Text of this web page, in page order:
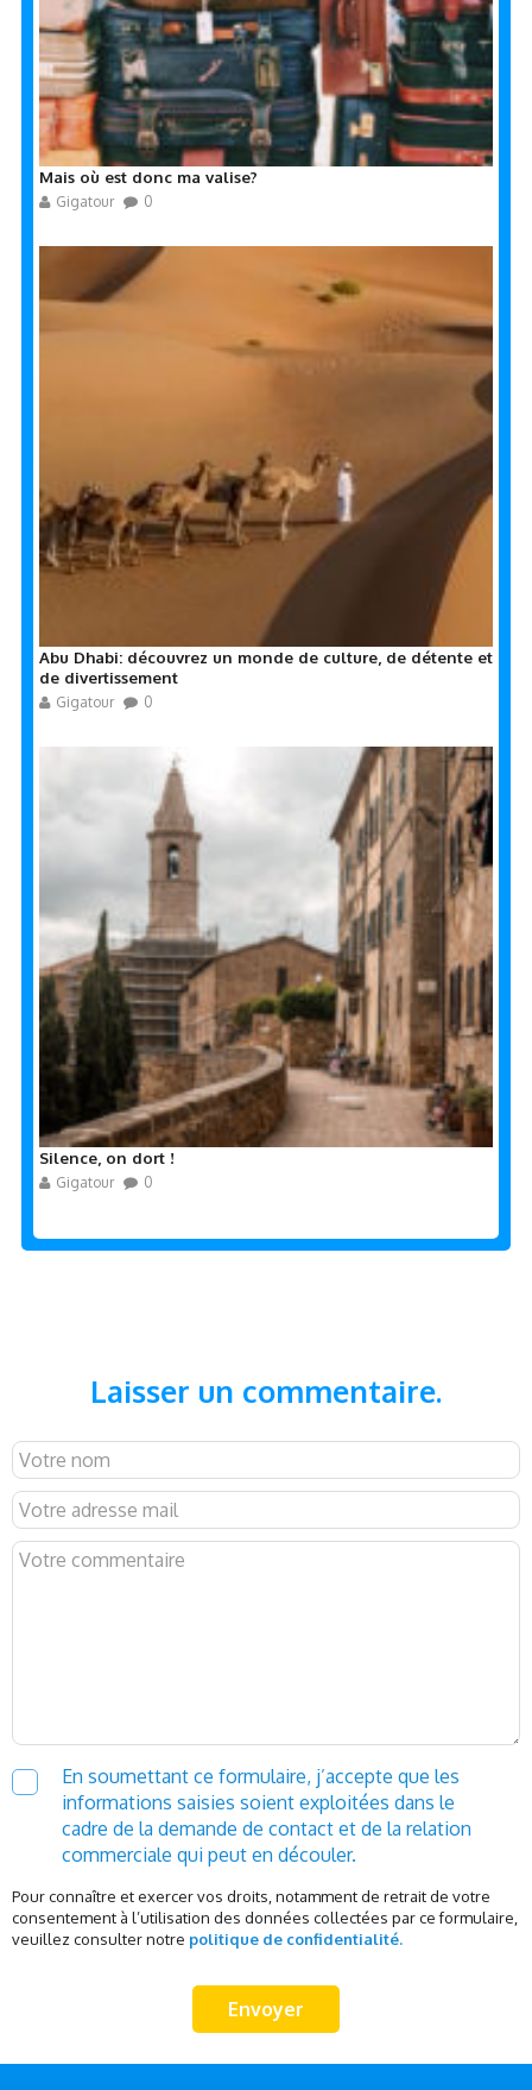
Mais où est donc ma valise?
Gigatour 0
Abu Dhabi: découvrez un monde de culture, de détente et
de divertissement
Gigatour 0
Silence, on dort !
Gigatour 0
Laisser un commentaire.
En soumettant ce formulaire, j’accepte que les
informations saisies soient exploitées dans le
cadre de la demande de contact et de la relation
commerciale qui peut en découler.
Pour connaître et exercer vos droits, notamment de retrait de votre
consentement à l’utilisation des données collectées par ce formulaire,
veuillez consulter notre politique de confidentialité.